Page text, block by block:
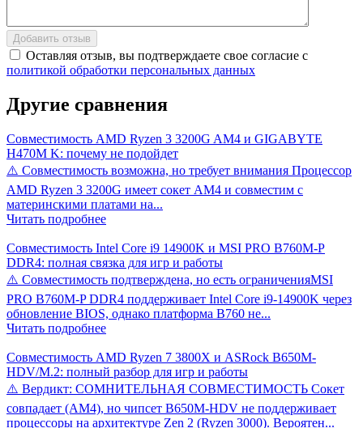
Добавить отзыв
Оставляя отзыв, вы подтверждаете свое согласие с
политикой обработки персональных данных
Другие сравнения
Совместимость AMD Ryzen 3 3200G AM4 и GIGABYTE
H470M K: почему не подойдет
⚠️ Совместимость возможна, но требует внимания Процессор
AMD Ryzen 3 3200G имеет сокет AM4 и совместим с
материнскими платами на...
Читать подробнее
Совместимость Intel Core i9 14900K и MSI PRO B760M-P
DDR4: полная связка для игр и работы
⚠️ Совместимость подтверждена, но есть ограниченияMSI
PRO B760M-P DDR4 поддерживает Intel Core i9-14900K через
обновление BIOS, однако платформа B760 не...
Читать подробнее
Совместимость AMD Ryzen 7 3800X и ASRock B650M-
HDV/M.2: полный разбор для игр и работы
⚠️ Вердикт: СОМНИТЕЛЬНАЯ СОВМЕСТИМОСТЬ Сокет
совпадает (AM4), но чипсет B650M-HDV не поддерживает
процессоры на архитектуре Zen 2 (Ryzen 3000). Вероятен...